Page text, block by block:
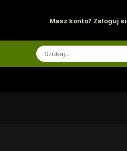
Masz konto? Zaloguj